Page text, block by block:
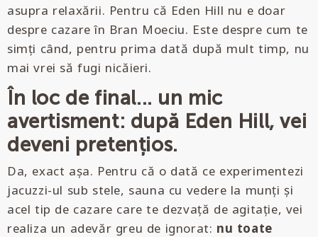
asupra relaxării. Pentru că Eden Hill nu e doar
despre cazare în Bran Moeciu. Este despre cum te
simți când, pentru prima dată după mult timp, nu
mai vrei să fugi nicăieri.
În loc de final... un mic
avertisment: după Eden Hill, vei
deveni pretențios.
Da, exact așa. Pentru că o dată ce experimentezi
jacuzzi-ul sub stele, sauna cu vedere la munți și
acel tip de cazare care te dezvață de agitație, vei
realiza un adevăr greu de ignorat: nu toate